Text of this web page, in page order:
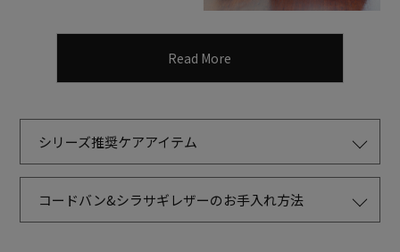
Read More
シリーズ推奨ケアアイテム
コードバン&シラサギレザーのお手入れ方法